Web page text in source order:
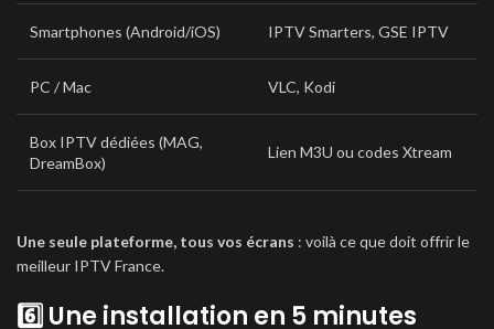
Smartphones (Android/iOS) IPTV Smarters, GSE IPTV
PC / Mac VLC, Kodi
Box IPTV dédiées (MAG,
DreamBox)
Lien M3U ou codes Xtream
Une seule plateforme, tous vos écrans : voilà ce que doit offrir le
meilleur IPTV France.
6️⃣ Une installation en 5 minutes